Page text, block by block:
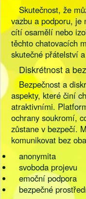
Skutečnost, že
vazbu a podporu,
cítí osamělí nebo
těchto chatovacích
skutečné přátelství
Diskrétnost a
Bezpečnost a
aspekty, které činí
atraktivními.
ochrany soukromí,
zůstane v bezpečí.
komunikovat bez
anonymita
svoboda projevu
emoční podpora
bezpečné